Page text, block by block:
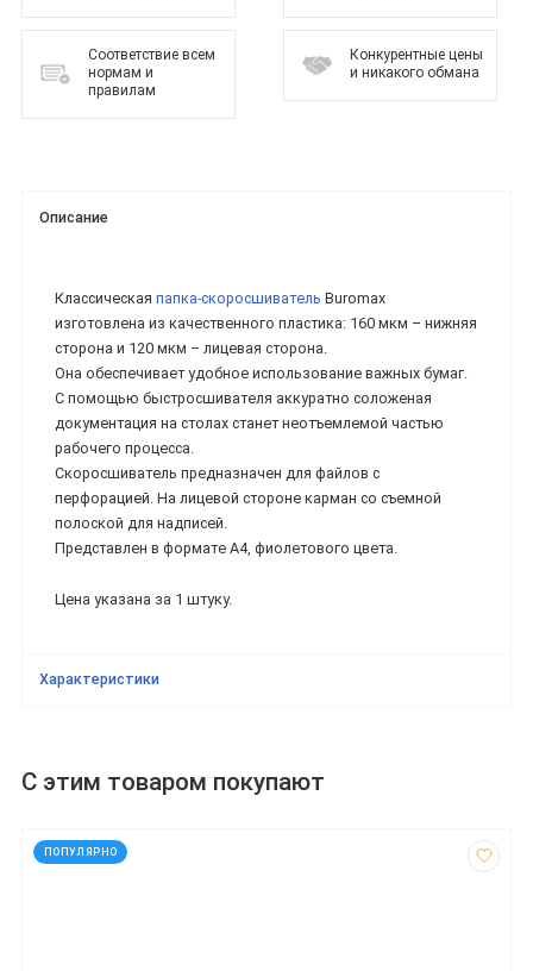
Соответствие всем
нормам и
правилам
Конкурентные цены
и никакого обмана
Описание
Классическая папка-скоросшиватель Buromax
изготовлена ​​из качественного пластика: 160 мкм – нижняя
сторона и 120 мкм – лицевая сторона.
Она обеспечивает удобное использование важных бумаг.
С помощью быстросшивателя аккуратно соложеная
документация на столах станет неотъемлемой частью
рабочего процесса.
Скоросшиватель предназначен для файлов с
перфорацией. На лицевой стороне карман со съемной
полоской для надписей.
Представлен в формате А4, фиолетового цвета.
Цена указана за 1 штуку.
Характеристики
С этим товаром покупают
ПОПУЛЯРНО
код: 1953